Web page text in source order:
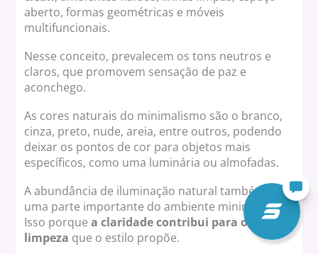
aberto, formas geométricas e móveis
multifuncionais.
Nesse conceito, prevalecem os tons neutros e
claros, que promovem sensação de paz e
aconchego.
As cores naturais do minimalismo são o branco,
cinza, preto, nude, areia, entre outros, podendo
deixar os pontos de cor para objetos mais
específicos, como uma luminária ou almofadas.
A abundância de iluminação natural também é
uma parte importante do ambiente minimalista.
Isso porquea claridade contribui para o ar de
limpeza que o estilo propõe.